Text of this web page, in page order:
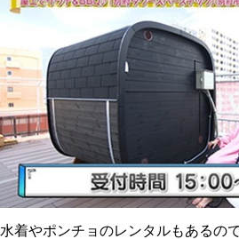
水着やポンチョのレンタルもあるの